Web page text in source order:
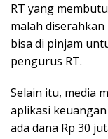
RT yang
malah
bisa di pinjam
pengurus RT.
Selain itu, media
aplikasi
ada dana Rp 30